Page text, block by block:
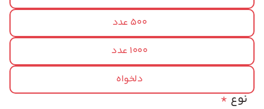
500 عدد
1000 عدد
دلخواه
*نوع